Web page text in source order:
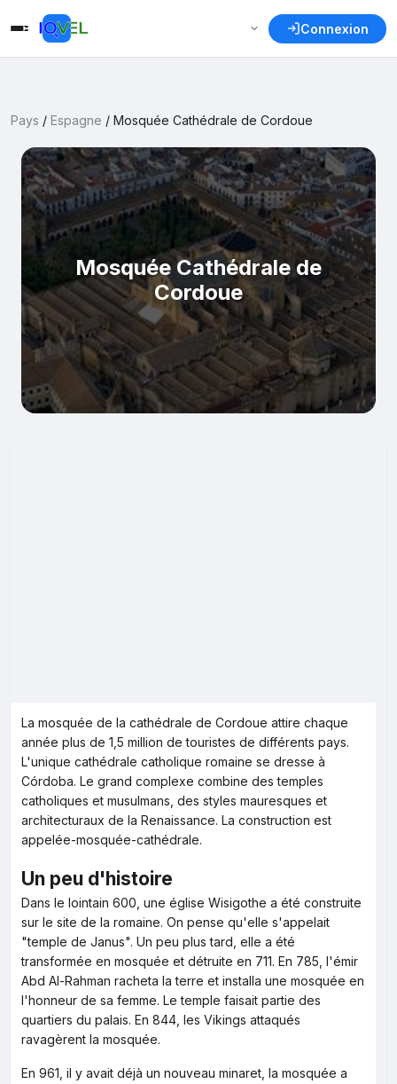
Connexion
Pays / Espagne / Mosquée Cathédrale de Cordoue
Mosquée Cathédrale de
Cordoue
La mosquée de la cathédrale de Cordoue attire chaque
année plus de 1,5 million de touristes de différents pays.
L'unique cathédrale catholique romaine se dresse à
Córdoba. Le grand complexe combine des temples
catholiques et musulmans, des styles mauresques et
architecturaux de la Renaissance. La construction est
appelée-mosquée-cathédrale.
Un peu d'histoire
Dans le lointain 600, une église Wisigothe a été construite
sur le site de la romaine. On pense qu'elle s'appelait
"temple de Janus". Un peu plus tard, elle a été
transformée en mosquée et détruite en 711. En 785, l'émir
Abd Al-Rahman racheta la terre et installa une mosquée en
l'honneur de sa femme. Le temple faisait partie des
quartiers du palais. En 844, les Vikings attaqués
ravagèrent la mosquée.
En 961, il y avait déjà un nouveau minaret, la mosquée a